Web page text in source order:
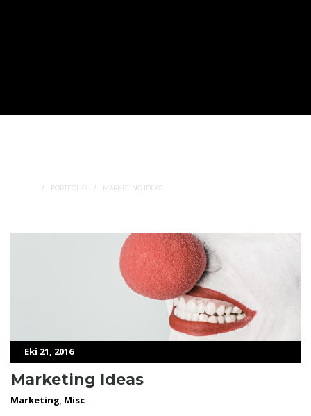
PORTFOLIO MARKETING IDEAS
Eki 21, 2016
Marketing Ideas
Marketing, Misc